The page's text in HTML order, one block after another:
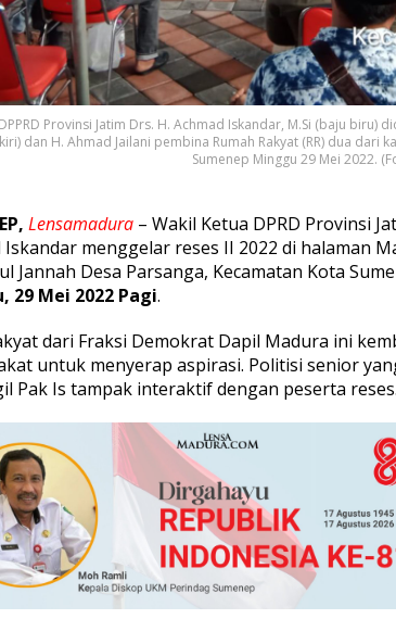
k
S
D
a
Provinsi Jatim Drs. H. Achmad Iskandar, M.Si (baju biru)
dan H. Ahmad Jailani pembina Rumah Rakyat (RR) dua dari
Sumenep Minggu 29 Mei 2022.
Lensamadura – Wakil Ketua DPRD Provinsi
Iskandar menggelar reses II 2022 di halaman
Jannah Desa Parsanga, Kecamatan Kota
29 Mei 2022 Pagi.
dari Fraksi Demokrat Dapil Madura ini
untuk menyerap aspirasi. Politisi senior
Pak Is tampak interaktif dengan peserta reses.